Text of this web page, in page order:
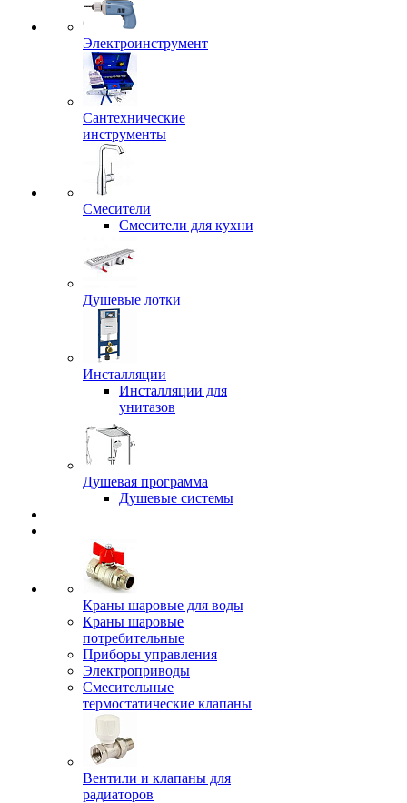
Электроинструмент
Сантехнические
инструменты
Смесители
Смесители для кухни
Душевые лотки
Инсталляции
Инсталляции для
унитазов
Душевая программа
Душевые системы
Краны шаровые для воды
Краны шаровые
потребительные
Приборы управления
Электроприводы
Смесительные
термостатические клапаны
Вентили и клапаны для
радиаторов